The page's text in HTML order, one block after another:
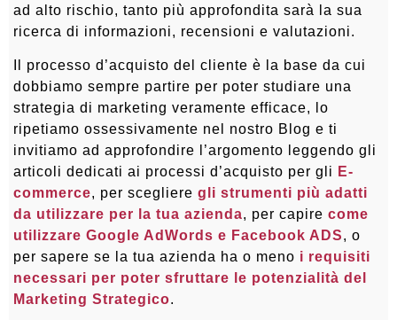
ad alto rischio, tanto più approfondita sarà la sua
ricerca di informazioni, recensioni e valutazioni.
Il processo d’acquisto del cliente è la base da cui
dobbiamo sempre partire per poter studiare una
strategia di marketing veramente efficace, lo
ripetiamo ossessivamente nel nostro Blog e ti
invitiamo ad approfondire l’argomento leggendo gli
articoli dedicati ai processi d’acquisto per gli E-
commerce, per scegliere gli strumenti più adatti
da utilizzare per la tua azienda, per capire come
utilizzare Google AdWords e Facebook ADS, o
per sapere se la tua azienda ha o meno i requisiti
necessari per poter sfruttare le potenzialità del
Marketing Strategico.